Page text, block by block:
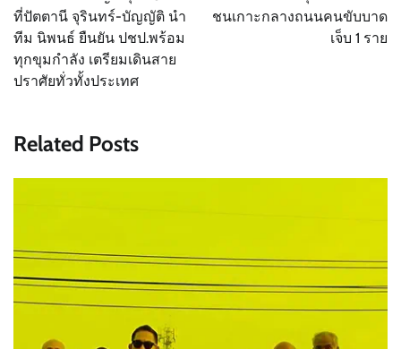
ที่ปัตตานี จุรินทร์-บัญญัติ นำ
ทีม นิพนธ์ ยืนยัน ปชป.พร้อม
ทุกขุมกำลัง เตรียมเดินสาย
ปราศัยทั่วทั้งประเทศ
ชนเกาะกลางถนนคนขับบาด
เจ็บ 1 ราย
Related Posts